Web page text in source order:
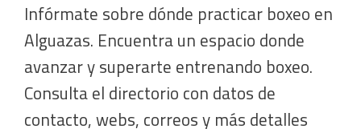
Infórmate sobre dónde practicar boxeo en
Alguazas. Encuentra un espacio donde
avanzar y superarte entrenando boxeo.
Consulta el directorio con datos de
contacto, webs, correos y más detalles